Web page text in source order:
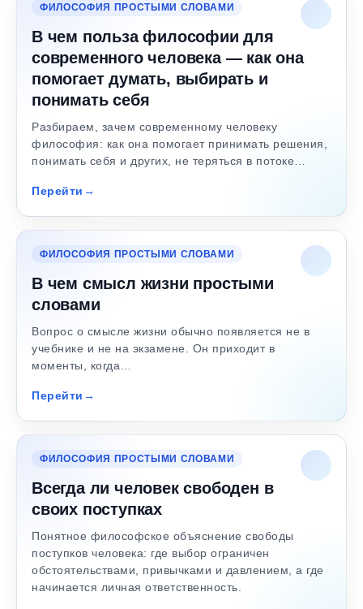
ФИЛОСОФИЯ ПРОСТЫМИ СЛОВАМИ
В чем польза философии для
современного человека — как она
помогает думать, выбирать и
понимать себя
Разбираем, зачем современному человеку
философия: как она помогает принимать решения,
понимать себя и других, не теряться в потоке…
Перейти
ФИЛОСОФИЯ ПРОСТЫМИ СЛОВАМИ
В чем смысл жизни простыми
словами
Вопрос о смысле жизни обычно появляется не в
учебнике и не на экзамене. Он приходит в
моменты, когда…
Перейти
ФИЛОСОФИЯ ПРОСТЫМИ СЛОВАМИ
Всегда ли человек свободен в
своих поступках
Понятное философское объяснение свободы
поступков человека: где выбор ограничен
обстоятельствами, привычками и давлением, а где
начинается личная ответственность.